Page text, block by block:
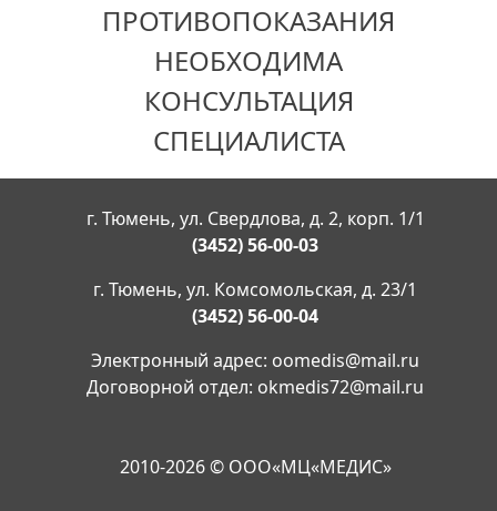
ПРОТИВОПОКАЗАНИЯ
НЕОБХОДИМА
КОНСУЛЬТАЦИЯ
СПЕЦИАЛИСТА
г. Тюмень, ул. Свердлова, д. 2, корп. 1/1
(3452) 56-00-03
г. Тюмень, ул. Комсомольская, д. 23/1
(3452) 56-00-04
Электронный адрес: oomedis@mail.ru
Договорной отдел: okmedis72@mail.ru
2010-2026 © ООО«МЦ«МЕДИС»